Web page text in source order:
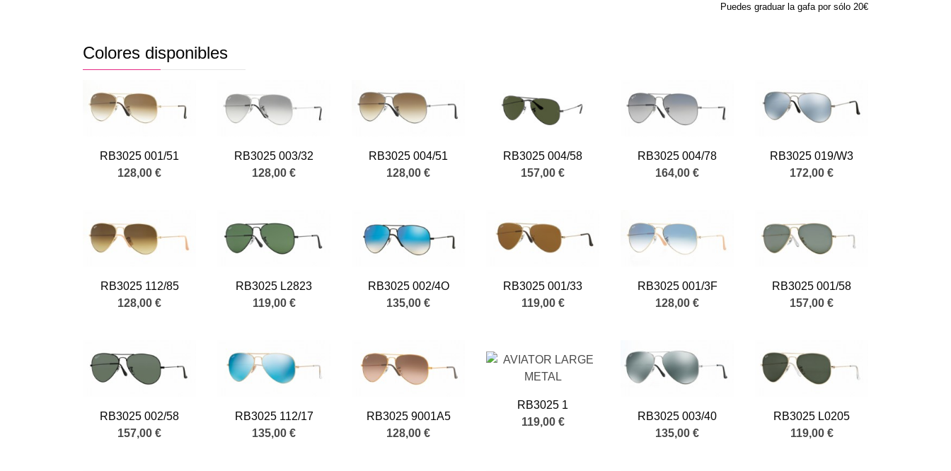
Puedes graduar la gafa por sólo 20€
Colores disponibles
RB3025 001/51
128,00 €
RB3025 003/32
128,00 €
RB3025 004/51
128,00 €
RB3025 004/58
157,00 €
RB3025 004/78
164,00 €
RB3025 019/W3
172,00 €
RB3025 112/85
128,00 €
RB3025 L2823
119,00 €
RB3025 002/4O
135,00 €
RB3025 001/33
119,00 €
RB3025 001/3F
128,00 €
RB3025 001/58
157,00 €
RB3025 002/58
157,00 €
RB3025 112/17
135,00 €
RB3025 9001A5
128,00 €
RB3025 1
119,00 €
RB3025 003/40
135,00 €
RB3025 L0205
119,00 €